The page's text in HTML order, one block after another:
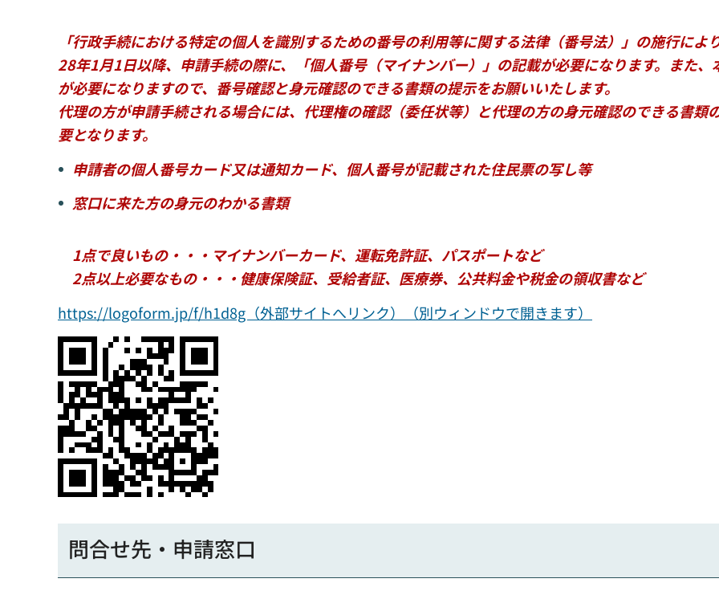
「行政手続における特定の個人を識別するための番号の利用等に関する法律（番号法）」の施行によ
28年1月1日以降、申請手続の際に、「個人番号（マイナンバー）」の記載が必要になります。また、
が必要になりますので、番号確認と身元確認のできる書類の提示をお願いいたします。
代理の方が申請手続される場合には、代理権の確認（委任状等）と代理の方の身元確認のできる書類
要となります。
申請者の個人番号カード又は通知カード、個人番号が記載された住民票の写し等
窓口に来た方の身元のわかる書類
1点で良いもの・・・マイナンバーカード、運転免許証、パスポートなど
2点以上必要なもの・・・健康保険証、受給者証、医療券、公共料金や税金の領収書など
https://logoform.jp/f/h1d8g（外部サイトへリンク）（別ウィンドウで開きます）
問合せ先・申請窓口